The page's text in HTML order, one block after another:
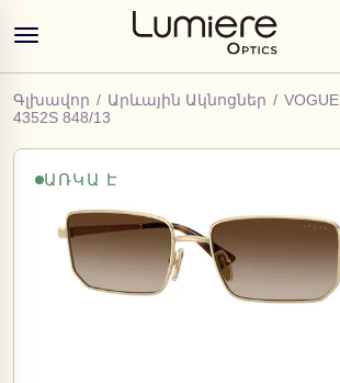
Գլխավոր / Արևային Ակնոցներ / VOGUE
4352S 848/13
ԱՌԿԱ Է